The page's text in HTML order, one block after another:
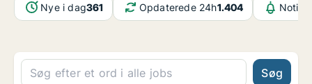
Nye i dag361 Opdaterede 24h1.404
Søg